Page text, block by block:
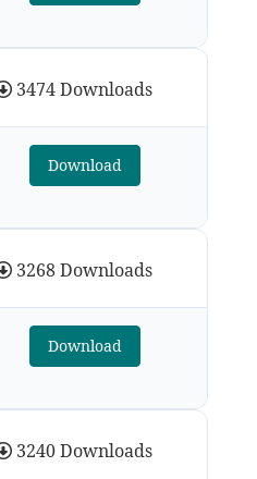
3240 Downloads
3268 Downloads
Download
3474 Downloads
Download